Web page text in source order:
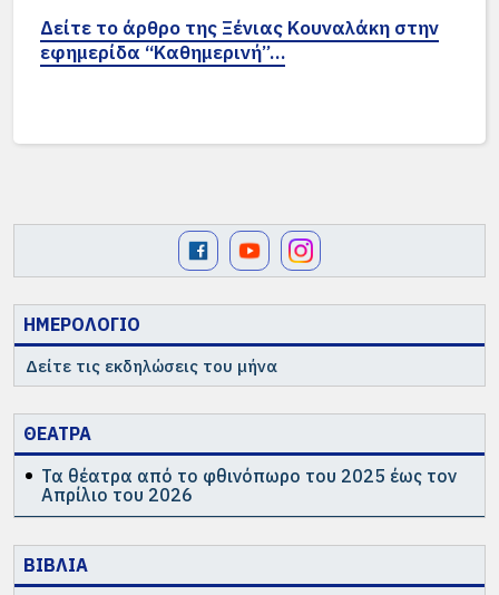
ΗΜΕΡΟΛΟΓΙΟ
Δείτε τις εκδηλώσεις του μήνα
ΘΕΑΤΡΑ
Τα θέατρα από το φθινόπωρο του 2025 έως τον
Απρίλιο του 2026
ΒΙΒΛΙΑ
Δείτε το άρθρο της Ξένιας Κουναλάκη στην
εφημερίδα “Καθημερινή”…